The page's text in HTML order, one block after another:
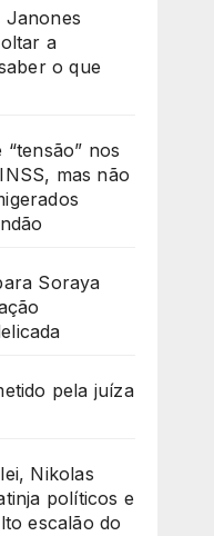
Janones
a
o que
“tensão” nos
mas não
Soraya
pela juíza
Nikolas
políticos e
escalão do